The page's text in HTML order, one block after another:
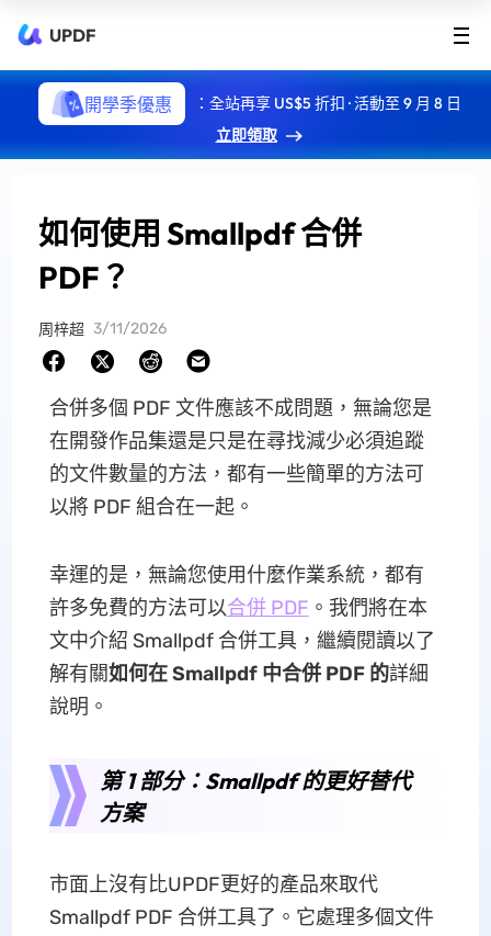
UPDF
開學季優惠
：全站再享 US$5 折扣 · 活動至 9 月 8 日
立即領取
如何使用 Smallpdf 合併
PDF？
周梓超 3/11/2026
合併多個 PDF 文件應該不成問題，無論您是
在開發作品集還是只是在尋找減少必須追蹤
的文件數量的方法，都有一些簡單的方法可
以將 PDF 組合在一起。
幸運的是，無論您使用什麼作業系統，都有
許多免費的方法可以合併 PDF 。我們將在本
文中介紹 Smallpdf 合併工具，繼續閱讀以了
解有關如何在 Smallpdf 中合併 PDF 的詳細
說明。
第 1 部分：Smallpdf 的更好替代
方案
市面上沒有比UPDF更好的產品來取代
Smallpdf PDF 合併工具了。它處理多個文件